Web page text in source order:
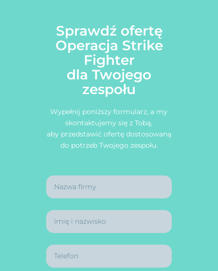
Sprawdź ofertę
Operacja Strike
Fighter
dla Twojego
zespołu
Wypełnij poniższy formularz, a my
skontaktujemy się z Tobą,
aby przedstawić ofertę dostosowaną
do potrzeb Twojego zespołu.